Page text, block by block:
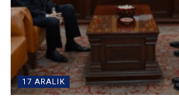
17 ARALIK